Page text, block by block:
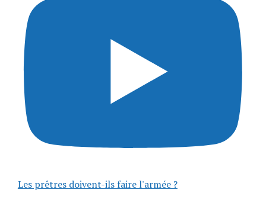
Les prêtres doivent-ils faire l'armée ?